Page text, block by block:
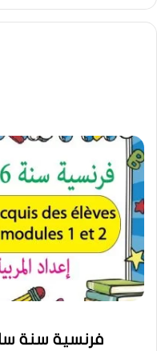
فرنسية سنة